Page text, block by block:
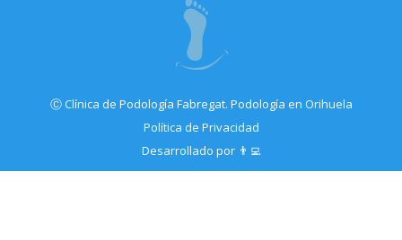
Ⓒ Clínica de Podología Fabregat. Podología en Orihuela
Política de Privacidad
Desarrollado por 👨‍💻